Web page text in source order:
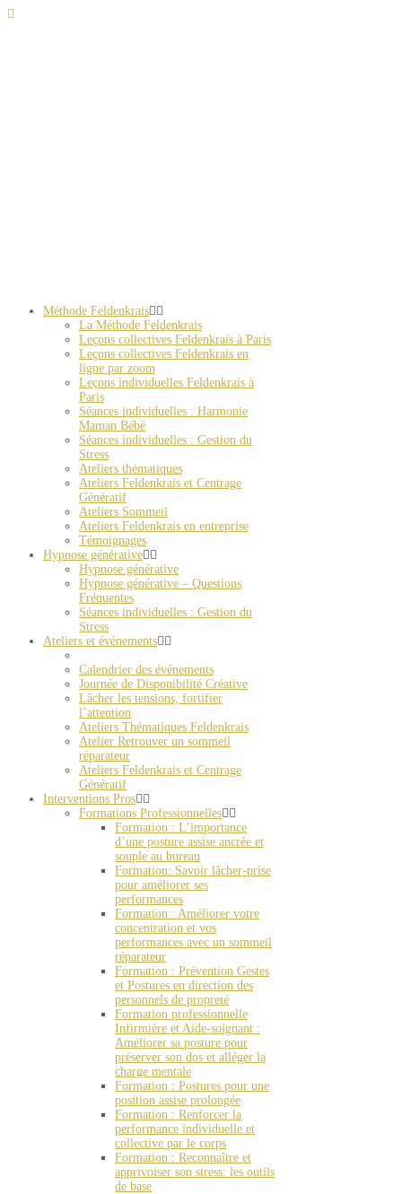
Méthode Feldenkrais
La Méthode Feldenkrais
Leçons collectives Feldenkrais à Paris
Leçons collectives Feldenkrais en
ligne par zoom
Leçons individuelles Feldenkrais à
Paris
Séances individuelles : Harmonie
Maman Bébé
Séances individuelles : Gestion du
Stress
Ateliers thématiques
Ateliers Feldenkrais et Centrage
Génératif
Ateliers Sommeil
Ateliers Feldenkrais en entreprise
Témoignages
Hypnose générative
Hypnose générative
Hypnose générative – Questions
Fréquentes
Séances individuelles : Gestion du
Stress
Ateliers et événements
Calendrier des événements
Journée de Disponibilité Créative
Lâcher les tensions, fortifier
l’attention
Ateliers Thématiques Feldenkrais
Atelier Retrouver un sommeil
réparateur
Ateliers Feldenkrais et Centrage
Génératif
Interventions Pros
Formations Professionnelles
Formation : L’importance
d’une posture assise ancrée et
souple au bureau
Formation: Savoir lâcher-prise
pour améliorer ses
performances
Formation : Améliorer votre
concentration et vos
performances avec un sommeil
réparateur
Formation : Prévention Gestes
et Postures en direction des
personnels de propreté
Formation professionnelle
Infirmière et Aide-soignant :
Améliorer sa posture pour
préserver son dos et alléger la
charge mentale
Formation : Postures pour une
position assise prolongée
Formation : Renforcer la
performance individuelle et
collective par le corps
Formation : Reconnaître et
apprivoiser son stress: les outils
de base